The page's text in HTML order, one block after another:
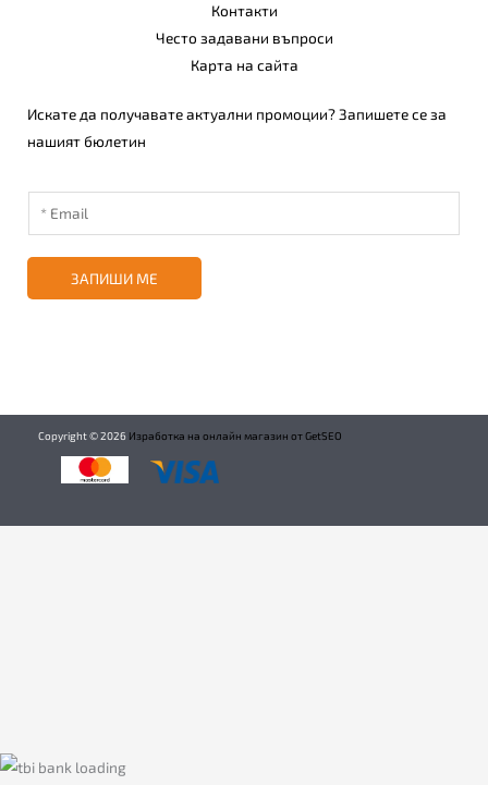
Контакти
Често задавани въпроси
Карта на сайта
Искате да получавате актуални промоции? Запишете се за
нашият бюлетин
ЗАПИШИ МЕ
Copyright ©2026 Изработка на онлайн магазин от GetSEO